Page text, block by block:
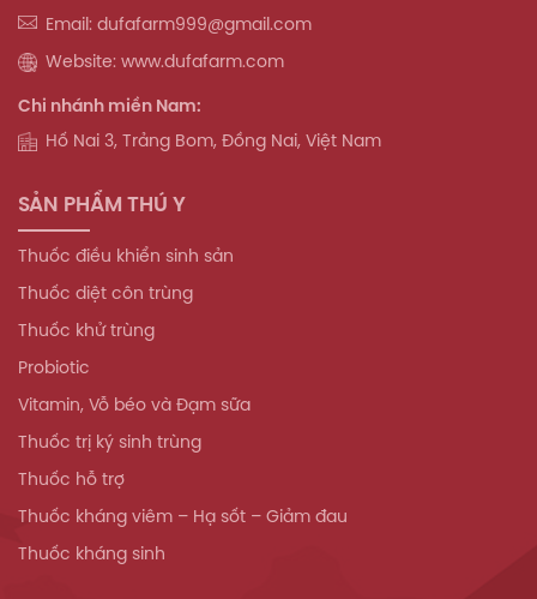
Email: dufafarm999@gmail.com
Website: www.dufafarm.com
Chi nhánh miền Nam:
Hố Nai 3, Trảng Bom, Đồng Nai, Việt Nam
SẢN PHẨM THÚ Y
Thuốc điều khiển sinh sản
Thuốc diệt côn trùng
Thuốc khử trùng
Probiotic
Vitamin, Vỗ béo và Đạm sữa
Thuốc trị ký sinh trùng
Thuốc hỗ trợ
Thuốc kháng viêm – Hạ sốt – Giảm đau
Thuốc kháng sinh